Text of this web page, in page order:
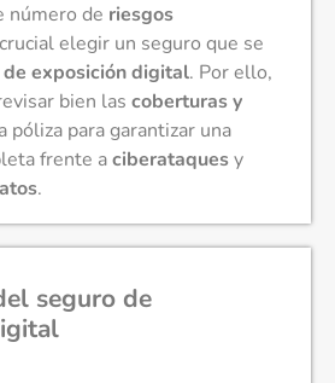
número de riesgos
elegir un seguro que se
de exposición digital. Por ello,
bien las coberturas y
póliza para garantizar una
frente aciberataquesy
.
seguro de